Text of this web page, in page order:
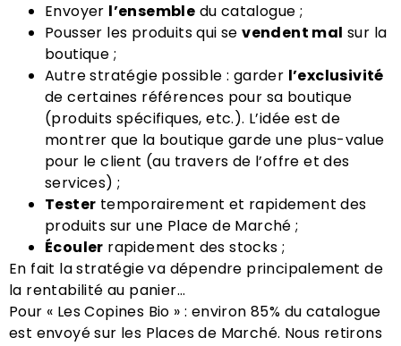
Envoyer l’ensemble du catalogue ;
Pousser les produits qui sevendent mal sur la
boutique ;
Autre stratégie possible : garder l’exclusivité
de certaines références pour sa boutique
(produits spécifiques, etc.). L’idée est de
montrer que la boutique garde une plus-value
pour le client (au travers de l’offre et des
services) ;
Tester temporairement et rapidement des
produits sur une Place de Marché ;
Écouler rapidement des stocks ;
En fait la stratégie va dépendre principalement de
la rentabilité au panier…
Pour « Les Copines Bio » : environ 85% du catalogue
est envoyé sur les Places de Marché. Nous retirons